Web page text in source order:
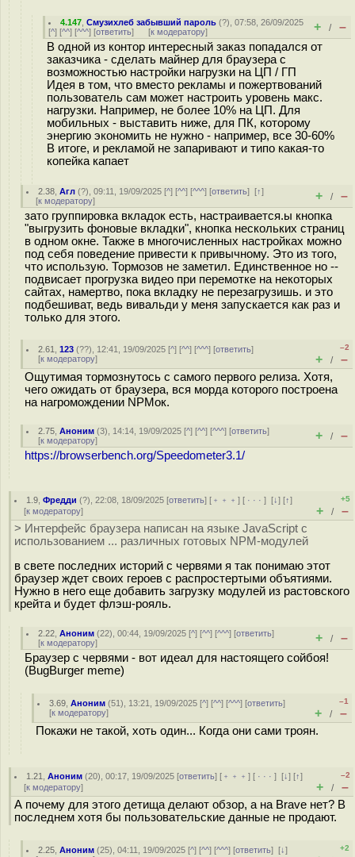
4.147 ,Смузихлеб забывший пароль (?), 07:58, 26/09/2025
[^] [^^] [^^^] [ответить] [к модератору] + / –
В одной из контор интересный заказ попадался от
заказчика - сделать майнер для браузера с
возможностью настройки нагрузки на ЦП / ГП
Идея в том, что вместо рекламы и пожертвований
пользователь сам может настроить уровень макс.
нагрузки. Например, не более 10% на ЦП. Для
мобильных - выставить ниже, для ПК, которому
энергию экономить не нужно - например, все 30-60%
В итоге, и рекламой не запаривают и типо какая-то
копейка капает
2.38 ,Агл (?), 09:11, 19/09/2025 [^] [^^] [^^^] [ответить][↑]
[к модератору] + / –
зато группировка вкладок есть, настраивается.ы кнопка
"выгрузить фоновые вкладки", кнопка нескольких страниц
в одном окне. Также в многочисленных настройках можно
под себя поведение привести к привычному. Это из того,
что использую. Тормозов не заметил. Единственное но --
подвисает прогрузка видео при перемотке на некоторых
сайтах, намертво, пока вкладку не перезагрузишь. и это
подбешиват, ведь вивальди у меня запускается как раз и
только для этого.
2.61 ,123 (??), 12:41, 19/09/2025 [^] [^^] [^^^] [ответить]
[к модератору]
–2
+ / –
Ощутимая тормознутось с самого первого релиза. Хотя,
чего ожидать от браузера, вся морда которого построена
на нагромождении NPMок.
2.75 ,Аноним (3), 14:14, 19/09/2025 [^] [^^] [^^^] [ответить]
[к модератору] + / –
https://browserbench.org/Speedometer3.1/
1.9 ,Фредди (?), 22:08, 18/09/2025 [ответить] [ ﹢﹢﹢] [ · · ·][↓] [↑]
[к модератору]
+5
+ / –
> Интерфейс браузера написан на языке JavaScript с
использованием ... различных готовых NPM-модулей
в свете последних историй с червями я так понимаю этот
браузер ждет своих героев с распростертыми объятиями.
Нужно в него еще добавить загрузку модулей из растовского
крейта и будет флэш-рояль.
2.22 ,Аноним (22), 00:44, 19/09/2025 [^] [^^] [^^^] [ответить]
[к модератору] + / –
Браузер с червями - вот идеал для настоящего сойбоя!
(BugBurger meme)
3.69 ,Аноним (51), 13:21, 19/09/2025 [^] [^^] [^^^] [ответить]
[к модератору]
–1
+ / –
Покажи не такой, хоть один... Когда они сами троян.
1.21 ,Аноним (20), 00:17, 19/09/2025 [ответить] [ ﹢﹢﹢] [ · · ·][↓] [↑]
[к модератору]
–2
+ / –
А почему для этого детища делают обзор, а на Brave нет? В
последнем хотя бы пользовательские данные не продают.
2.25 ,Аноним (25), 04:11, 19/09/2025 [^] [^^] [^^^] [ответить][↓]
+2